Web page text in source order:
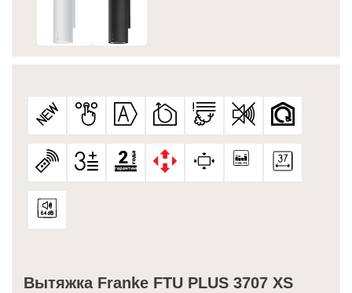
Вытяжка Franke FTU PLUS 3707 XS